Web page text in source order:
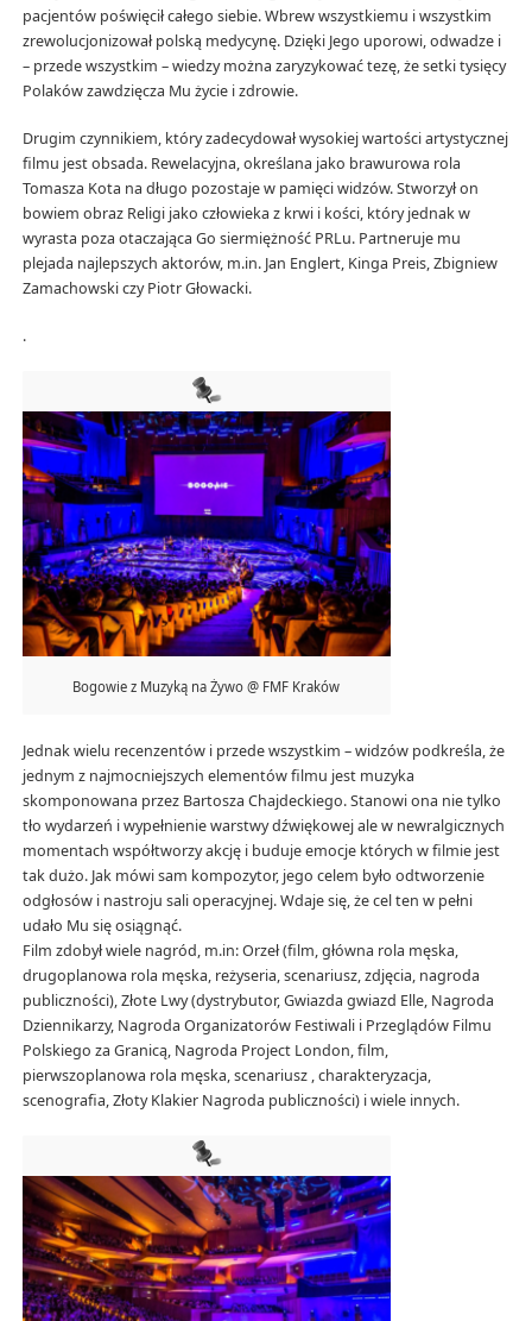
pacjentów poświęcił całego siebie. Wbrew wszystkiemu i wszystkim
zrewolucjonizował polską medycynę. Dzięki Jego uporowi, odwadze i
– przede wszystkim – wiedzy można zaryzykować tezę, że setki tysięcy
Polaków zawdzięcza Mu życie i zdrowie.
Drugim czynnikiem, który zadecydował wysokiej wartości artystycznej
filmu jest obsada. Rewelacyjna, określana jako brawurowa rola
Tomasza Kota na długo pozostaje w pamięci widzów. Stworzył on
bowiem obraz Religi jako człowieka z krwi i kości, który jednak w
wyrasta poza otaczająca Go siermiężność PRLu. Partneruje mu
plejada najlepszych aktorów, m.in. Jan Englert, Kinga Preis, Zbigniew
Zamachowski czy Piotr Głowacki.
.
Bogowie z Muzyką na Żywo @ FMF Kraków
Jednak wielu recenzentów i przede wszystkim – widzów podkreśla, że
jednym z najmocniejszych elementów filmu jest muzyka
skomponowana przez Bartosza Chajdeckiego. Stanowi ona nie tylko
tło wydarzeń i wypełnienie warstwy dźwiękowej ale w newralgicznych
momentach współtworzy akcję i buduje emocje których w filmie jest
tak dużo. Jak mówi sam kompozytor, jego celem było odtworzenie
odgłosów i nastroju sali operacyjnej. Wdaje się, że cel ten w pełni
udało Mu się osiągnąć.
Film zdobył wiele nagród, m.in: Orzeł (film, główna rola męska,
drugoplanowa rola męska, reżyseria, scenariusz, zdjęcia, nagroda
publiczności), Złote Lwy (dystrybutor, Gwiazda gwiazd Elle, Nagroda
Dziennikarzy, Nagroda Organizatorów Festiwali i Przeglądów Filmu
Polskiego za Granicą, Nagroda Project London, film,
pierwszoplanowa rola męska, scenariusz , charakteryzacja,
scenografia, Złoty Klakier Nagroda publiczności) i wiele innych.